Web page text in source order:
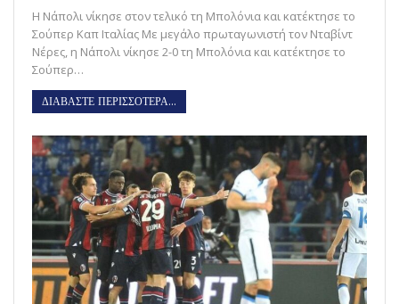
Η Νάπολι νίκησε στον τελικό τη Μπολόνια και κατέκτησε το
Σούπερ Καπ Ιταλίας Με μεγάλο πρωταγωνιστή τον Νταβίντ
Νέρες, η Νάπολι νίκησε 2-0 τη Μπολόνια και κατέκτησε το
Σούπερ…
ΔΙΑΒΑΣΤΕ ΠΕΡΙΣΣΟΤΕΡΑ...